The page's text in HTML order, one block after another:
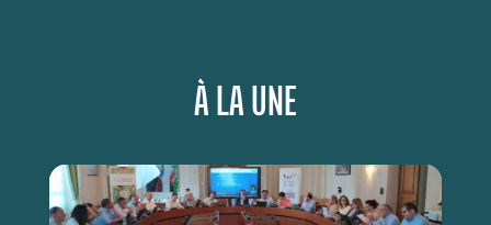
À LA UNE